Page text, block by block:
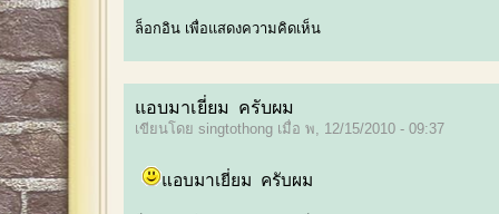
ล็อกอิน เพื่อแสดงความคิดเห็น
แอบมาเยี่ยม ครับผม
เขียนโดย singtothong เมื่อ พ, 12/15/2010 - 09:37
แอบมาเยี่ยม ครับผม